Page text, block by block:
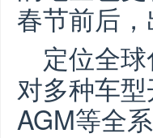
春节前后，
定位全
对多种车
AGM等全